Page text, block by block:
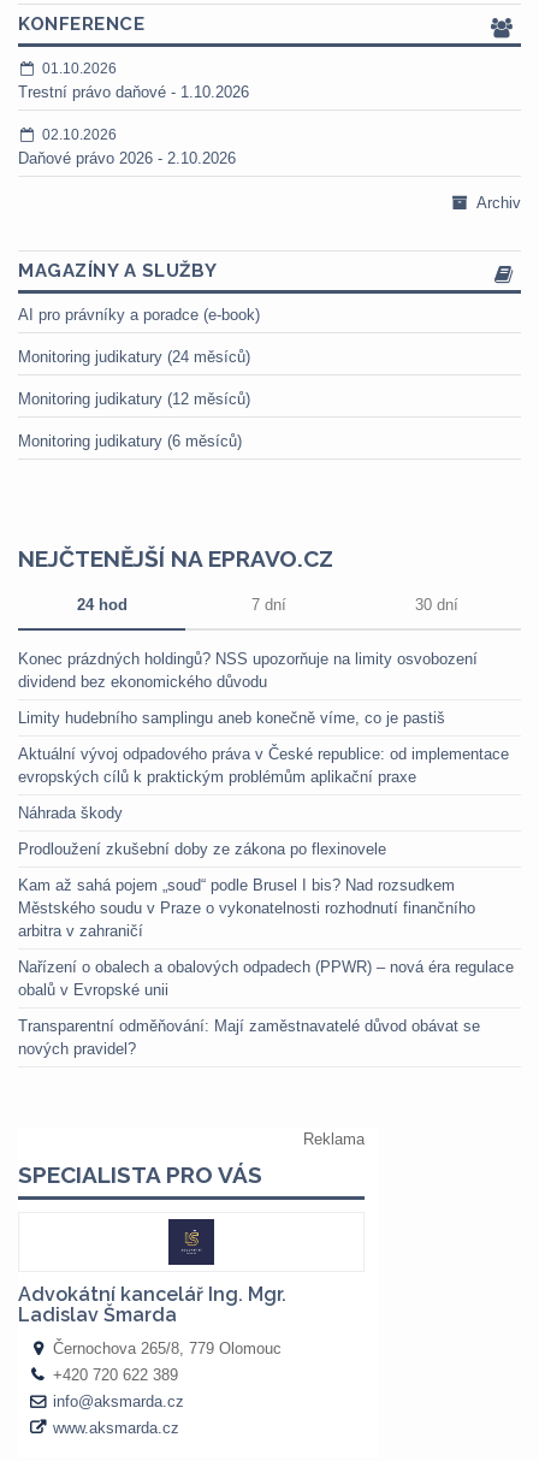
KONFERENCE
01.10.2026
Trestní právo daňové - 1.10.2026
02.10.2026
Daňové právo 2026 - 2.10.2026
Archiv
MAGAZÍNY A SLUŽBY
AI pro právníky a poradce (e-book)
Monitoring judikatury (24 měsíců)
Monitoring judikatury (12 měsíců)
Monitoring judikatury (6 měsíců)
NEJČTENĚJŠÍ NA EPRAVO.CZ
24 hod 7 dní 30 dní
Konec prázdných holdingů? NSS upozorňuje na limity osvobození
dividend bez ekonomického důvodu
Limity hudebního samplingu aneb konečně víme, co je pastiš
Aktuální vývoj odpadového práva v České republice: od implementace
evropských cílů k praktickým problémům aplikační praxe
Náhrada škody
Prodloužení zkušební doby ze zákona po flexinovele
Kam až sahá pojem „soud“ podle Brusel I bis? Nad rozsudkem
Městského soudu v Praze o vykonatelnosti rozhodnutí finančního
arbitra v zahraničí
Nařízení o obalech a obalových odpadech (PPWR) – nová éra regulace
obalů v Evropské unii
Transparentní odměňování: Mají zaměstnavatelé důvod obávat se
nových pravidel?